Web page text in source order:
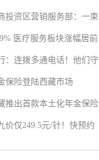
投资区营销服务部：一束
医疗服务板块涨幅居前
：连拨多通电话！他们守
保险登陆西藏市场
推出首款本土化年金保险
价仅249.5元/针！快预约